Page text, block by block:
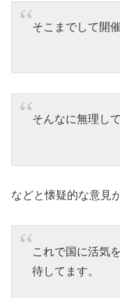
そこまでして開
そんなに無理し
などと懐疑的な意見
これで国に活気
待してます。